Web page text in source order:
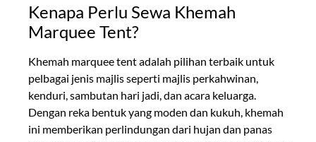
Kenapa Perlu Sewa Khemah
Marquee Tent?
Khemah marquee tent adalah pilihan terbaik untuk
pelbagai jenis majlis seperti majlis perkahwinan,
kenduri, sambutan hari jadi, dan acara keluarga.
Dengan reka bentuk yang moden dan kukuh, khemah
ini memberikan perlindungan dari hujan dan panas